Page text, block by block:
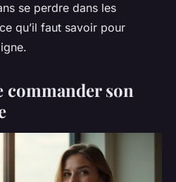
se perdre dans les
qu’il faut savoir pour
commander son